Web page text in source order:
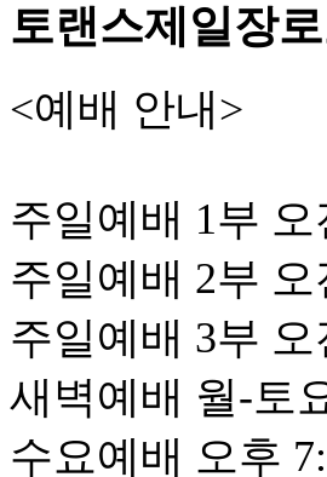
토랜스제일장로
<예배 안내>
주일예배 1부 오
주일예배 2부 오
주일예배 3부 오
새벽예배 월-토
수요예배 오후